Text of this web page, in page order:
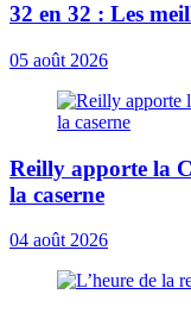
32 en 32 : Les
05 août 2026
Reilly apporte la
la caserne
04 août 2026